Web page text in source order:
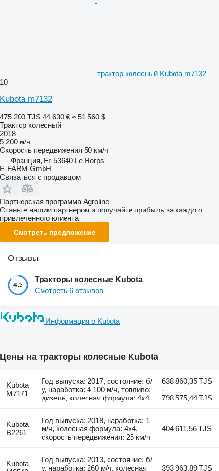
трактор колесный Kubota m7132
10
Kubota m7132
475 200 TJS 44 630 € ≈ 51 560 $
Трактор колесный
2018
5 200 м/ч
Скорость передвижения 50 км/ч
Франция, Fr-53640 Le Horps
E-FARM GmbH
Связаться с продавцом
Партнерская программа Agroline
Станьте нашим партнером и получайте прибыль за каждого
привлеченного клиента
Смотреть предложение
Отзывы
4.3
Тракторы колесные Kubota
Смотреть 6 отзывов
Информация о Kubota
Цены на тракторы колесные Kubota
Kubota
M7171
Год выпуска: 2017, состояние: б/
у, наработка: 4 100 м/ч, топливо:
дизель, колесная формула: 4x4
638 860,35 TJS
-
798 575,44 TJS
Kubota
B2261
Год выпуска: 2018, наработка: 1
м/ч, колесная формула: 4x4,
скорость передвижения: 25 км/ч
404 611,56 TJS
Kubota
Год выпуска: 2013, состояние: б/
у, наработка: 260 м/ч, колесная
393 963,89 TJS